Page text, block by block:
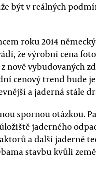
být v reálných
roku 2014
že výrobní cena
nově vybudovaných
cenový trend bude
a jaderná stále
spornou otázkou.
jaderného
a další jaderné
stavbu kvůli